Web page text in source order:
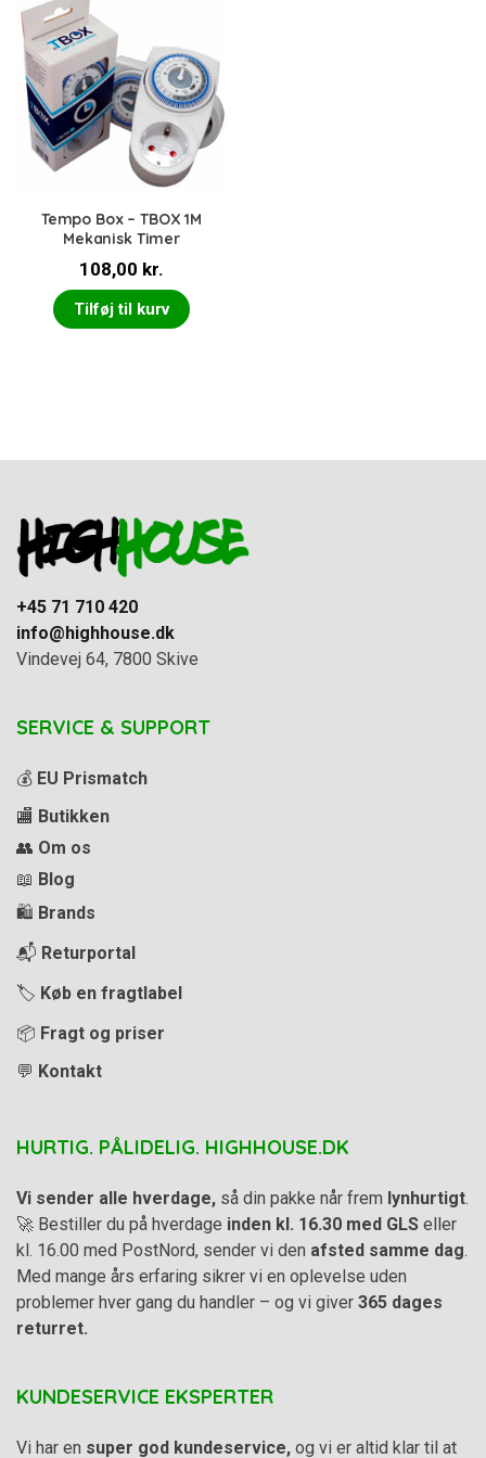
Tempo Box – TBOX 1M
Mekanisk Timer
108,00 kr.
Tilføj til kurv
+45 71 710 420
info@highhouse.dk
Vindevej 64, 7800 Skive
SERVICE & SUPPORT
💰 EU Prismatch
🏬 Butikken
👥 Om os
📖 Blog
🛍️ Brands
📬 Returportal
🏷️ Køb en fragtlabel
📦 Fragt og priser
💬 Kontakt
HURTIG. PÅLIDELIG. HIGHHOUSE.DK
Vi sender alle hverdage, så din pakke når frem lynhurtigt.
🚀 Bestiller du på hverdage inden kl. 16.30 med GLS eller
kl. 16.00 med PostNord, sender vi den afsted samme dag.
Med mange års erfaring sikrer vi en oplevelse uden
problemer hver gang du handler – og vi giver 365 dages
returret.
KUNDESERVICE EKSPERTER
Vi har en super god kundeservice, og vi er altid klar til at